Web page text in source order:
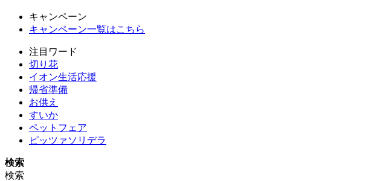
キャンペーン
キャンペーン一覧はこちら
注目ワード
切り花
イオン生活応援
帰省準備
お供え
すいか
ペットフェア
ピッツァソリデラ
検索
検索